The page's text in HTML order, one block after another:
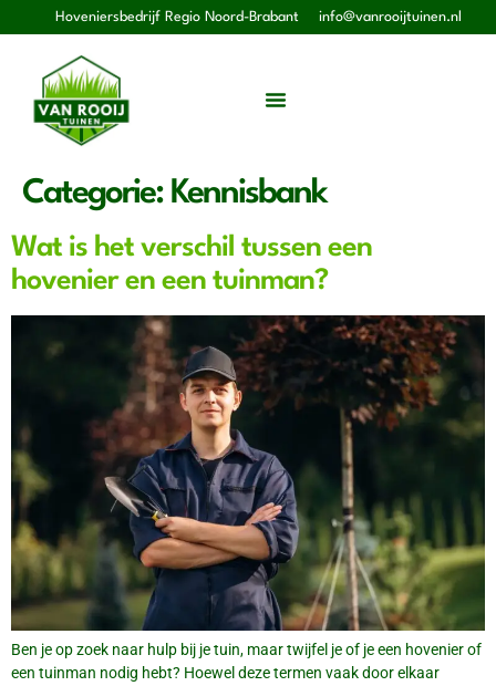
Hoveniersbedrijf Regio Noord-Brabant info@vanrooijtuinen.nl
Categorie: Kennisbank
Wat is het verschil tussen een
hovenier en een tuinman?
Ben je op zoek naar hulp bij je tuin, maar twijfel je of je een hovenier of
een tuinman nodig hebt? Hoewel deze termen vaak door elkaar